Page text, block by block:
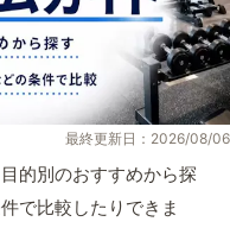
最終更新日：2026/08/06
的別のおすすめから探
で比較したりできま